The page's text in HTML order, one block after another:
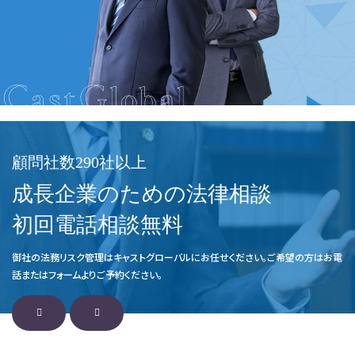
顧問社数290社以上
成長企業のための法律相談
初回電話相談無料
御社の法務リスク管理はキャストグローバルにお任せください。ご希望の方はお電
話またはフォームよりご予約ください。